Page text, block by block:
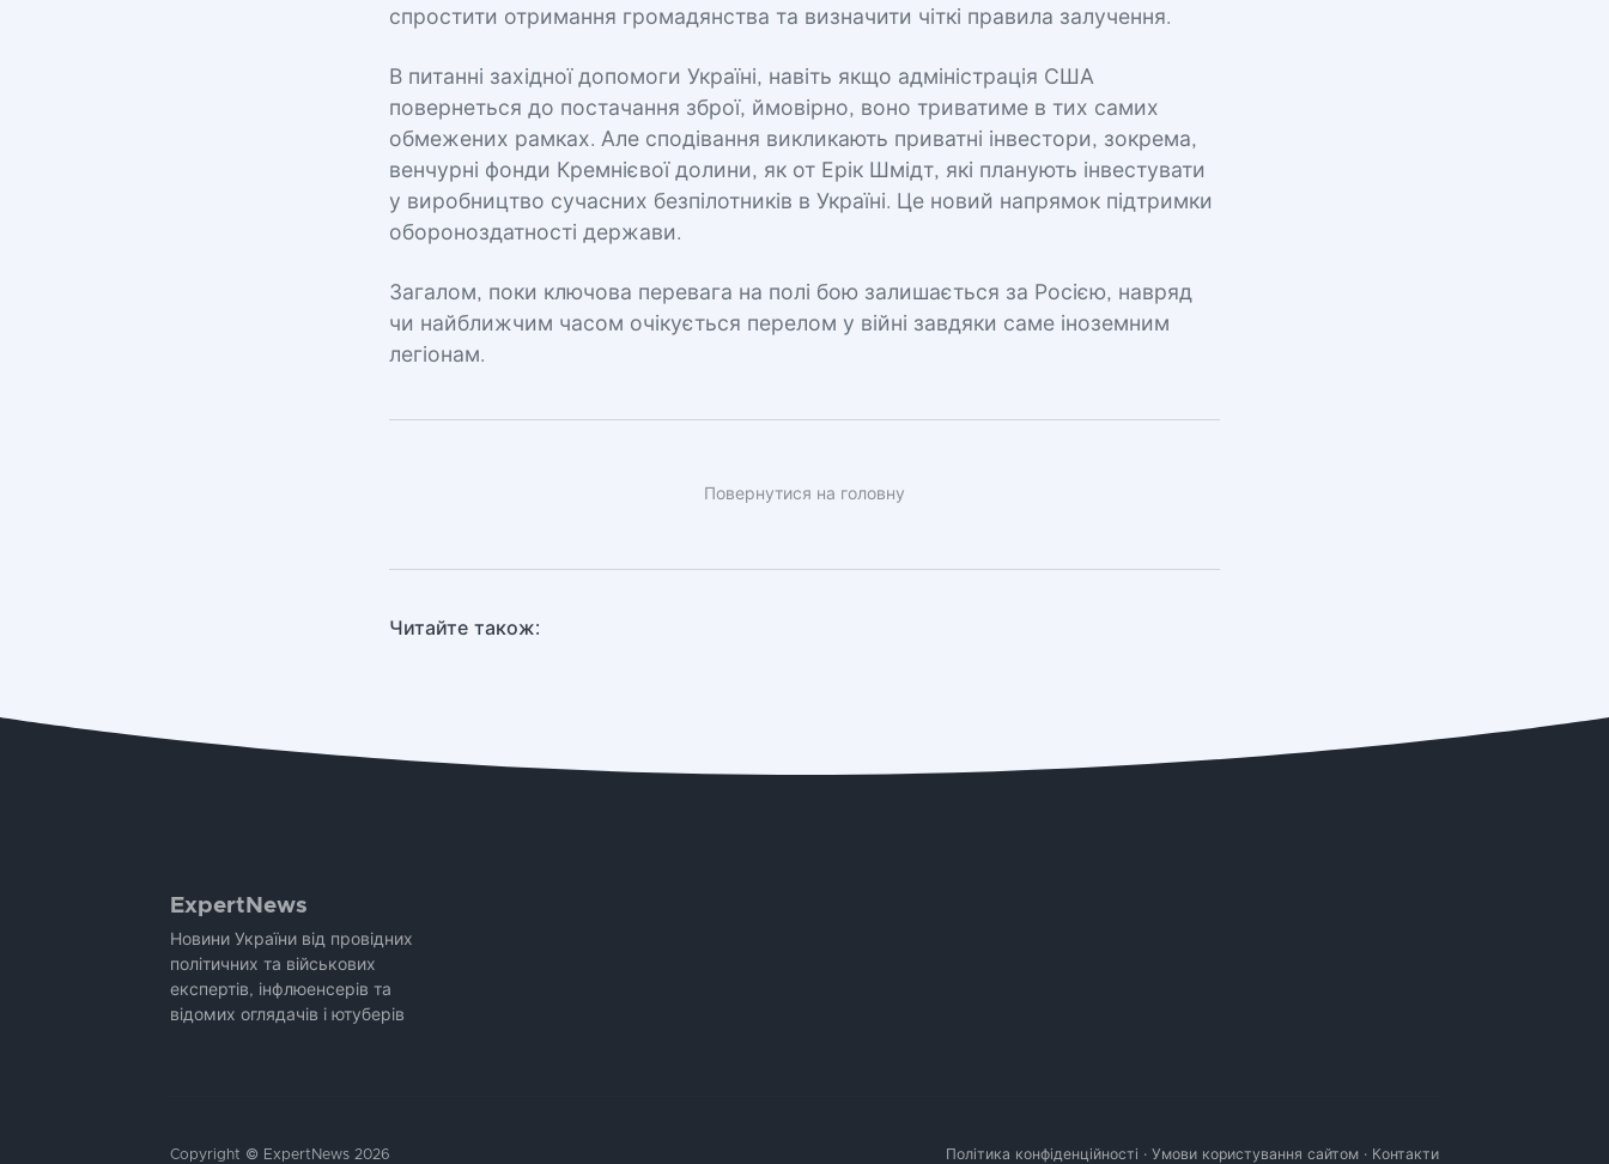
спростити отримання громадянства та визначити чіткі правила залучення.
В питанні західної допомоги Україні, навіть якщо адміністрація США
повернеться до постачання зброї, ймовірно, воно триватиме в тих самих
обмежених рамках. Але сподівання викликають приватні інвестори, зокрема,
венчурні фонди Кремнієвої долини, як от Ерік Шмідт, які планують інвестувати
у виробництво сучасних безпілотників в Україні. Це новий напрямок підтримки
обороноздатності держави.
Загалом, поки ключова перевага на полі бою залишається за Росією, навряд
чи найближчим часом очікується перелом у війні завдяки саме іноземним
легіонам.
Повернутися на головну
Читайте також:
ExpertNews
Новини України від провідних
політичних та військових
експертів, інфлюенсерів та
відомих оглядачів і ютуберів
Copyright © ExpertNews 2026 Політика конфіденційності · Умови користування сайтом · Контакти